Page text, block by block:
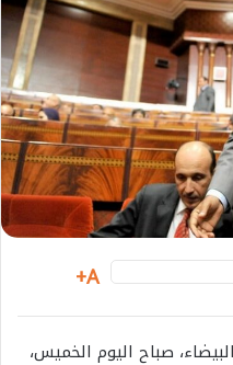
A+
صباح اليوم الخميس،